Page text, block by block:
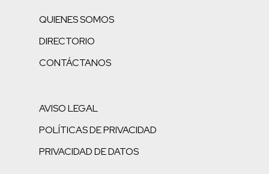
QUIENES SOMOS
DIRECTORIO
CONTÁCTANOS
AVISO LEGAL
POLÍTICAS DE PRIVACIDAD
PRIVACIDAD DE DATOS